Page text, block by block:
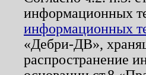
информационных
информационных
«Дебри-ДВ»,
распространение